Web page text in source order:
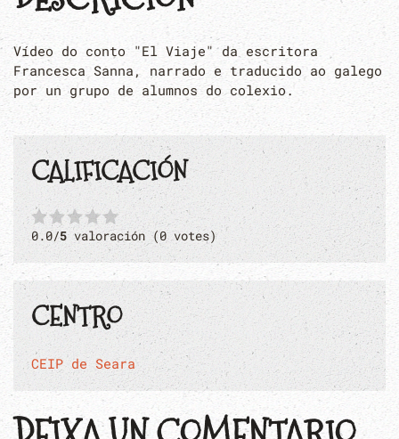
Vídeo do conto "El Viaje" da escritora
Francesca Sanna, narrado e traducido ao galego
por un grupo de alumnos do colexio.
CALIFICACIÓN
0.0/5valoración (0 votes)
CENTRO
CEIP de Seara